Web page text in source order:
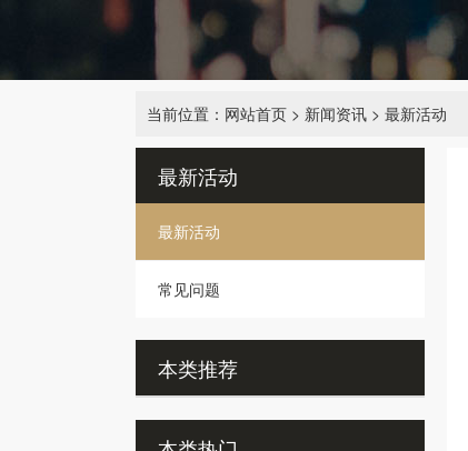
当前位置： 网站首页 > 新闻资讯 > 最新活动
最新活动
最新活动
常见问题
本类推荐